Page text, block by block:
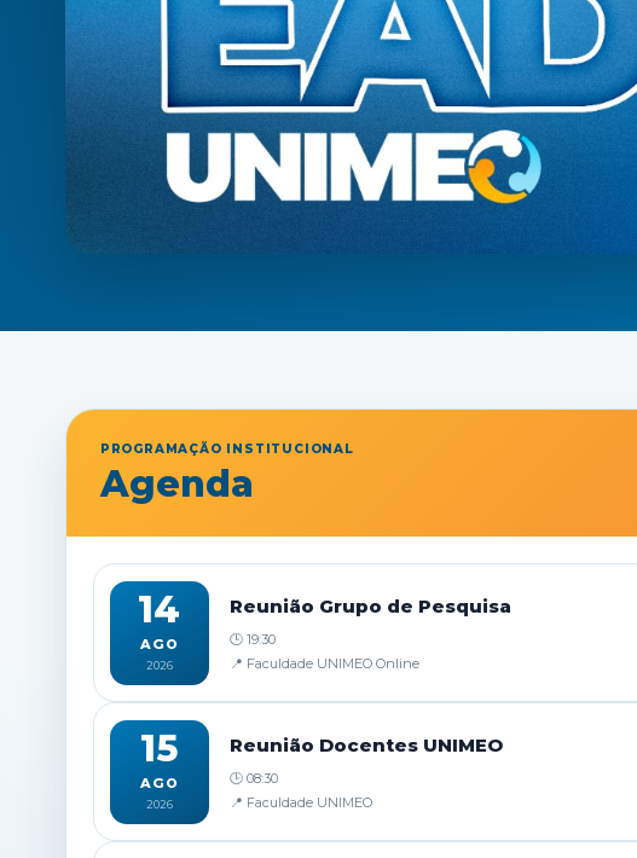
PROGRAMAÇÃO INSTITUCIONAL
Agenda
14
AGO
2026
Reunião Grupo de Pesquisa
🕒 19:30
📍 Faculdade UNIMEO Online
15
AGO
2026
Reunião Docentes UNIMEO
🕒 08:30
📍 Faculdade UNIMEO